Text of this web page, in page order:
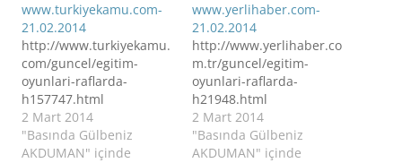
www.turkiyekamu.com-
21.02.2014
http://www.turkiyekamu.
com/guncel/egitim-
oyunlari-raflarda-
h157747.html
2 Mart 2014
"Basında Gülbeniz
AKDUMAN" içinde
www.yerlihaber.com-
21.02.2014
http://www.yerlihaber.co
m.tr/guncel/egitim-
oyunlari-raflarda-
h21948.html
2 Mart 2014
"Basında Gülbeniz
AKDUMAN" içinde